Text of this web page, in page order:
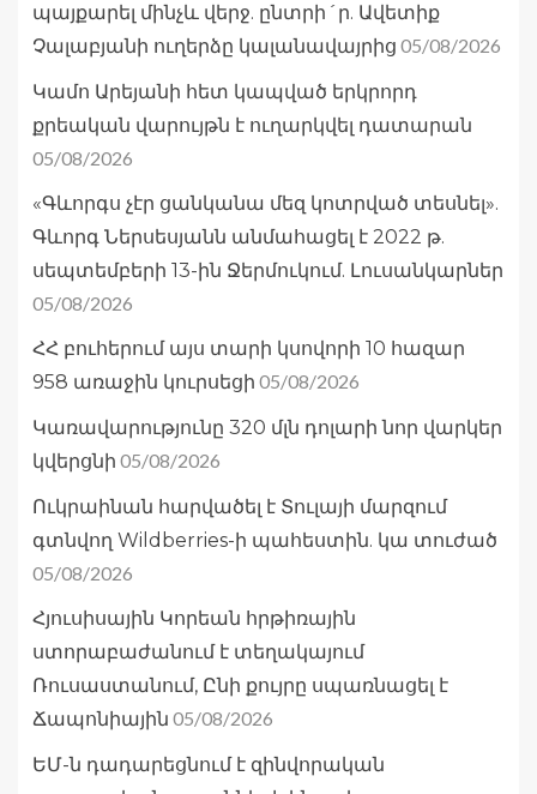
պայքարել մինչև վերջ. ընտրի´ր. Ավետիք
Չալաբյանի ուղերձը կալանավայրից 05/08/2026
Կամո Արեյանի հետ կապված երկրորդ
քրեական վարույթն է ուղարկվել դատարան
05/08/2026
«Գևորգս չէր ցանկանա մեզ կոտրված տեսնել».
Գևորգ Ներսեսյանն անմահացել է 2022 թ.
սեպտեմբերի 13-ին Ջերմուկում. Լուսանկարներ
05/08/2026
ՀՀ բուհերում այս տարի կսովորի 10 հազար
958 առաջին կուրսեցի 05/08/2026
Կառավարությունը 320 մլն դոլարի նոր վարկեր
կվերցնի 05/08/2026
Ուկրաինան հարվածել է Տուլայի մարզում
գտնվող Wildberries-ի պահեստին. կա տուժած
05/08/2026
Հյուսիսային Կորեան հրթիռային
ստորաբաժանում է տեղակայում
Ռուսաստանում, Ընի քույրը սպառնացել է
Ճապոնիային 05/08/2026
ԵՄ-ն դադարեցնում է զինվորական